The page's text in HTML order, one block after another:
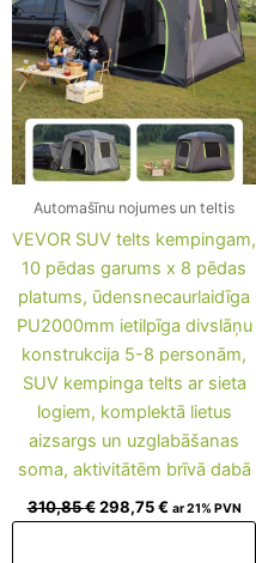
Automašīnu nojumes un teltis
VEVOR SUV telts kempingam,
10 pēdas garums x 8 pēdas
platums, ūdensnecaurlaidīga
PU2000mm ietilpīga divslāņu
konstrukcija 5-8 personām,
SUV kempinga telts ar sieta
logiem, komplektā lietus
aizsargs un uzglabāšanas
soma, aktivitātēm brīvā dabā
310,85€ 298,75€ ar 21% PVN